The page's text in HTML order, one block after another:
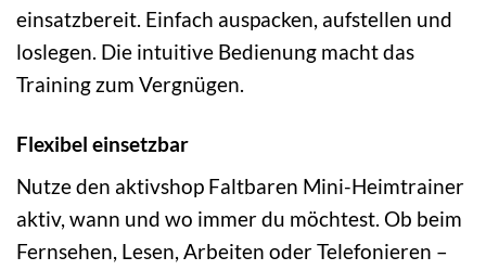
einsatzbereit. Einfach auspacken, aufstellen und
loslegen. Die intuitive Bedienung macht das
Training zum Vergnügen.
Flexibel einsetzbar
Nutze den aktivshop Faltbaren Mini-Heimtrainer
aktiv, wann und wo immer du möchtest. Ob beim
Fernsehen, Lesen, Arbeiten oder Telefonieren –